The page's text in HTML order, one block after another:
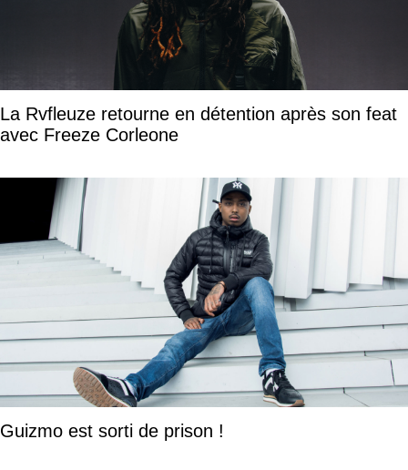
La Rvfleuze retourne en détention après son feat
avec Freeze Corleone
Guizmo est sorti de prison !